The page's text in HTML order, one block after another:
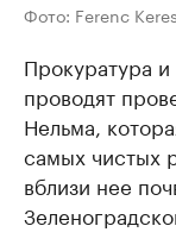
Фото: Ferenc
Прокуратура
проводят
Нельма,
самых чистых
вблизи нее